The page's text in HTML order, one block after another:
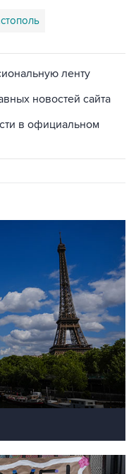
новостей сайта
в официальном